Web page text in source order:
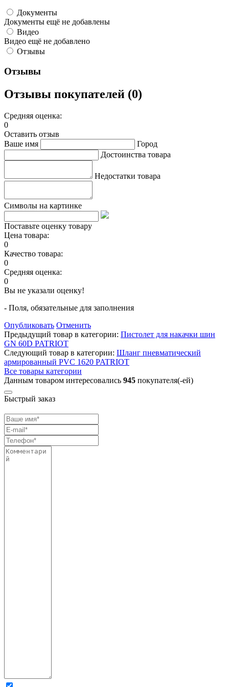
Документы
Документы ещё не добавлены
Видео
Видео ещё не добавлено
Отзывы
Отзывы
Отзывы покупателей (0)
Средняя оценка:
0
Оставить отзыв
Ваше имя
Город
Достоинства товара
Недостатки товара
Символы на картинке
Поставьте оценку товару
Цена товара:
0
Качество товара:
0
Средняя оценка:
0
Вы не указали оценку!
- Поля, обязательные для заполнения
Опубликовать Отменить
Предыдущий товар в категории: Пистолет для накачки шин
GN 60D PATRIOT
Следующий товар в категории: Шланг пневматический
армированный PVC 1620 PATRIOT
Все товары категории
Данным товаром интересовались 945 покупателя(-ей)
Быстрый заказ